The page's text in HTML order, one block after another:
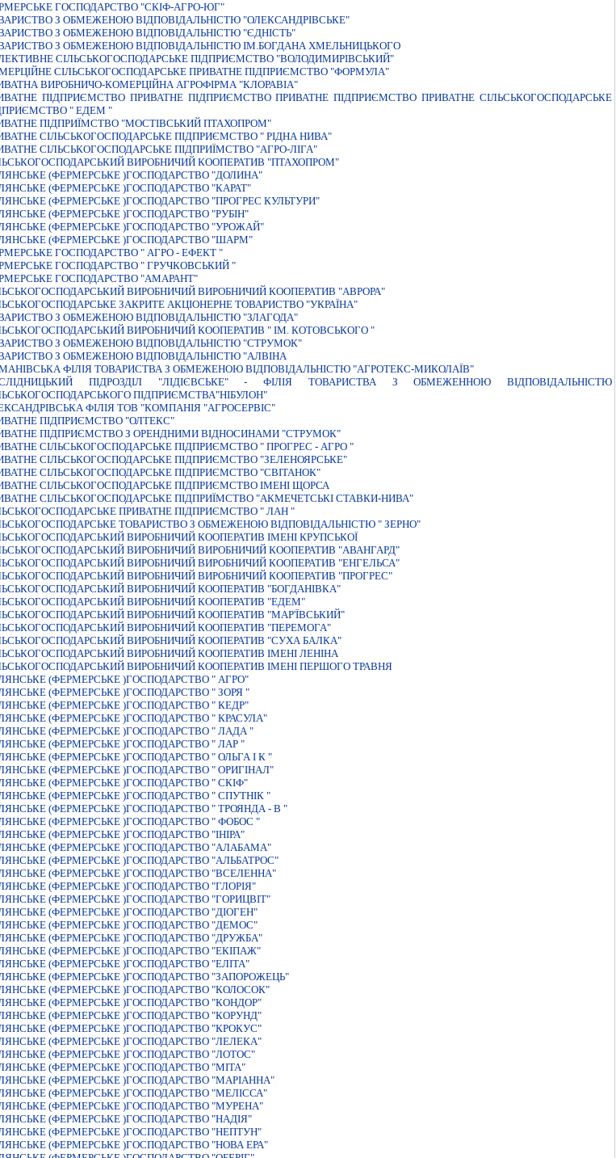
ГОСПОДАРСТВО "СКІФ-АГРО-ЮГ"
З ОБМЕЖЕНОЮ ВІДПОВІДАЛЬНІСТЮ "ОЛЕКСАНДРІВСЬКЕ"
З ОБМЕЖЕНОЮ ВІДПОВІДАЛЬНІСТЮ "ЄДНІСТЬ"
З ОБМЕЖЕНОЮ ВIДПОВIДАЛЬНIСТЮ IМ.БОГДАНА ХМЕЛЬНИЦЬКОГО
СІЛЬСЬКОГОСПОДАРСЬКЕ ПІДПРИЄМСТВО "ВОЛОДИМИРІВСЬКИЙ"
СIЛЬСЬКОГОСПОДАРСЬКЕ ПРИВАТНЕ ПIДПРИЄМСТВО "ФОРМУЛА"
ВИРОБНИЧО-КОМЕРЦIЙНА АГРОФIРМА "КЛОРАВIА"
ПIДПРИЄМСТВО ПРИВАТНЕ ПIДПРИЄМСТВО ПРИВАТНЕ ПIДПРИЄМСТВО ПРИВАТНЕ СIЛЬСЬКОГОСПОДАРСЬКЕ
" ЕДЕМ "
ПIДПРИЇМСТВО "МОСТIВСЬКИЙ ПТАХОПРОМ"
СIЛЬСЬКОГОСПОДАРСЬКЕ ПIДПРИЄМСТВО " РIДНА НИВА"
СIЛЬСЬКОГОСПОДАРСЬКЕ ПIДПРИЇМСТВО "АГРО-ЛIГА"
ВИРОБНИЧИЙ КООПЕРАТИВ "ПТАХОПРОМ"
(ФЕРМЕРСЬКЕ )ГОСПОДАРСТВО "ДОЛИНА"
(ФЕРМЕРСЬКЕ )ГОСПОДАРСТВО "КАРАТ"
(ФЕРМЕРСЬКЕ )ГОСПОДАРСТВО "ПРОГРЕС КУЛЬТУРИ"
(ФЕРМЕРСЬКЕ )ГОСПОДАРСТВО "РУБIН"
(ФЕРМЕРСЬКЕ )ГОСПОДАРСТВО "УРОЖАЙ"
(ФЕРМЕРСЬКЕ )ГОСПОДАРСТВО "ШАРМ"
ГОСПОДАРСТВО " АГРО - ЕФЕКТ "
ГОСПОДАРСТВО " ГРУЧКОВСЬКИЙ "
ГОСПОДАРСТВО "АМАРАНТ"
ВИРОБНИЧИЙ ВИРОБНИЧИЙ КООПЕРАТИВ "АВРОРА"
ЗАКРИТЕ АКЦIОНЕРНЕ ТОВАРИСТВО "УКРАЇНА"
З ОБМЕЖЕНОЮ ВIДПОВIДАЛЬНIСТЮ "ЗЛАГОДА"
ВИРОБНИЧИЙ КООПЕРАТИВ " IМ. КОТОВСЬКОГО "
З ОБМЕЖЕНОЮ ВIДПОВIДАЛЬНIСТЮ "СТРУМОК"
З ОБМЕЖЕНОЮ ВIДПОВIДАЛЬНIСТЮ "АЛВIНА
ФIЛIЯ ТОВАРИСТВА З ОБМЕЖЕНОЮ ВIДПОВIДАЛЬНIСТЮ "АГРОТЕКС-МИКОЛАЇВ"
ПIДРОЗДIЛ "ЛIДIЄВСЬКЕ" - ФIЛIЯ ТОВАРИСТВА З ОБМЕЖЕННОЮ ВIДПОВIДАЛЬНIСТЮ
ПIДПРИЄМСТВА"НIБУЛОН"
ФІЛІЯ ТОВ "КОМПАНІЯ "АГРОСЕРВІС"
ПIДПРИЄМСТВО "ОЛТЕКС"
ПІДПРИЄМСТВО З ОРЕНДНИМИ ВІДНОСИНАМИ "СТРУМОК"
СIЛЬСЬКОГОСПОДАРСЬКЕ ПIДПРИЄМСТВО " ПРОГРЕС - АГРО "
СIЛЬСЬКОГОСПОДАРСЬКЕ ПIДПРИЄМСТВО "ЗЕЛЕНОЯРСЬКЕ"
СIЛЬСЬКОГОСПОДАРСЬКЕ ПIДПРИЄМСТВО "СВIТАНОК"
СIЛЬСЬКОГОСПОДАРСЬКЕ ПIДПРИЄМСТВО IМЕНI ЩОРСА
СIЛЬСЬКОГОСПОДАРСЬКЕ ПIДПРИЇМСТВО "АКМЕЧЕТСЬКI СТАВКИ-НИВА"
ПРИВАТНЕ ПIДПРИЄМСТВО " ЛАН "
ТОВАРИСТВО З ОБМЕЖЕНОЮ ВIДПОВIДАЛЬНIСТЮ " ЗЕРНО"
ВИРОБНИЧИЙ КООПЕРАТИВ IМЕНI КРУПСЬКОЇ
ВИРОБНИЧИЙ ВИРОБНИЧИЙ КООПЕРАТИВ "АВАНГАРД"
ВИРОБНИЧИЙ ВИРОБНИЧИЙ КООПЕРАТИВ "ЕНГЕЛЬСА"
ВИРОБНИЧИЙ ВИРОБНИЧИЙ КООПЕРАТИВ "ПРОГРЕС"
ВИРОБНИЧИЙ КООПЕРАТИВ "БОГДАНІВКА"
ВИРОБНИЧИЙ КООПЕРАТИВ "ЕДЕМ"
ВИРОБНИЧИЙ КООПЕРАТИВ "МАР'ЇВСЬКИЙ"
ВИРОБНИЧИЙ КООПЕРАТИВ "ПЕРЕМОГА"
ВИРОБНИЧИЙ КООПЕРАТИВ "СУХА БАЛКА"
ВИРОБНИЧИЙ КООПЕРАТИВ ІМЕНІ ЛЕНІНА
ВИРОБНИЧИЙ КООПЕРАТИВ ІМЕНІ ПЕРШОГО ТРАВНЯ
(ФЕРМЕРСЬКЕ )ГОСПОДАРСТВО " АГРО"
(ФЕРМЕРСЬКЕ )ГОСПОДАРСТВО " ЗОРЯ "
(ФЕРМЕРСЬКЕ )ГОСПОДАРСТВО " КЕДР"
(ФЕРМЕРСЬКЕ )ГОСПОДАРСТВО " КРАСУЛА"
(ФЕРМЕРСЬКЕ )ГОСПОДАРСТВО " ЛАДА "
(ФЕРМЕРСЬКЕ )ГОСПОДАРСТВО " ЛАР "
(ФЕРМЕРСЬКЕ )ГОСПОДАРСТВО " ОЛЬГА I К "
(ФЕРМЕРСЬКЕ )ГОСПОДАРСТВО " ОРИГIНАЛ"
(ФЕРМЕРСЬКЕ )ГОСПОДАРСТВО " СКIФ"
(ФЕРМЕРСЬКЕ )ГОСПОДАРСТВО " СПУТНIК "
(ФЕРМЕРСЬКЕ )ГОСПОДАРСТВО " ТРОЯНДА - В "
(ФЕРМЕРСЬКЕ )ГОСПОДАРСТВО " ФОБОС "
(ФЕРМЕРСЬКЕ )ГОСПОДАРСТВО "IНIРА"
(ФЕРМЕРСЬКЕ )ГОСПОДАРСТВО "АЛАБАМА"
(ФЕРМЕРСЬКЕ )ГОСПОДАРСТВО "АЛЬБАТРОС"
(ФЕРМЕРСЬКЕ )ГОСПОДАРСТВО "ВСЕЛЕННА"
(ФЕРМЕРСЬКЕ )ГОСПОДАРСТВО "ГЛОРIЯ"
(ФЕРМЕРСЬКЕ )ГОСПОДАРСТВО "ГОРИЦВIТ"
(ФЕРМЕРСЬКЕ )ГОСПОДАРСТВО "ДIОГЕН"
(ФЕРМЕРСЬКЕ )ГОСПОДАРСТВО "ДЕМОС"
(ФЕРМЕРСЬКЕ )ГОСПОДАРСТВО "ДРУЖБА"
(ФЕРМЕРСЬКЕ )ГОСПОДАРСТВО "ЕКIПАЖ"
(ФЕРМЕРСЬКЕ )ГОСПОДАРСТВО "ЕЛIТА"
(ФЕРМЕРСЬКЕ )ГОСПОДАРСТВО "ЗАПОРОЖЕЦЬ"
(ФЕРМЕРСЬКЕ )ГОСПОДАРСТВО "КОЛОСОК"
(ФЕРМЕРСЬКЕ )ГОСПОДАРСТВО "КОНДОР"
(ФЕРМЕРСЬКЕ )ГОСПОДАРСТВО "КОРУНД"
(ФЕРМЕРСЬКЕ )ГОСПОДАРСТВО "КРОКУС"
(ФЕРМЕРСЬКЕ )ГОСПОДАРСТВО "ЛЕЛЕКА"
(ФЕРМЕРСЬКЕ )ГОСПОДАРСТВО "ЛОТОС"
(ФЕРМЕРСЬКЕ )ГОСПОДАРСТВО "МІТА"
(ФЕРМЕРСЬКЕ )ГОСПОДАРСТВО "МАРIАННА"
(ФЕРМЕРСЬКЕ )ГОСПОДАРСТВО "МЕЛIССА"
(ФЕРМЕРСЬКЕ )ГОСПОДАРСТВО "МУРЕНА"
(ФЕРМЕРСЬКЕ )ГОСПОДАРСТВО "НАДIЯ"
(ФЕРМЕРСЬКЕ )ГОСПОДАРСТВО "НЕПТУН"
(ФЕРМЕРСЬКЕ )ГОСПОДАРСТВО "НОВА ЕРА"